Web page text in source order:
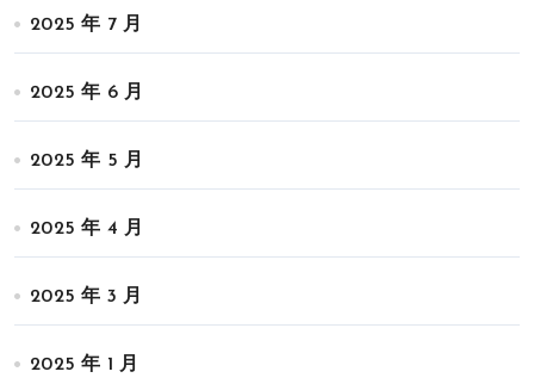
2025 年 7 月
2025 年 6 月
2025 年 5 月
2025 年 4 月
2025 年 3 月
2025 年 1 月